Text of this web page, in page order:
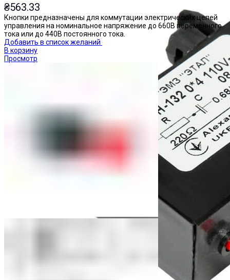
₴563.33
Кнопки предназначены для коммутации электрических цепей
управления на номинальное напряжение до 660В переменного
тока или до 440В постоянного тока.
Добавить в список желаний
В корзину
Просмотр